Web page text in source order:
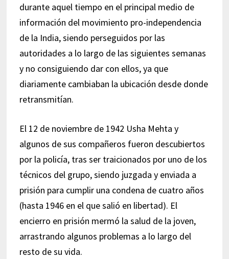
durante aquel tiempo en el principal medio de
información del movimiento pro-independencia
de la India, siendo perseguidos por las
autoridades a lo largo de las siguientes semanas
y no consiguiendo dar con ellos, ya que
diariamente cambiaban la ubicación desde donde
retransmitían.
El 12 de noviembre de 1942 Usha Mehta y
algunos de sus compañeros fueron descubiertos
por la policía, tras ser traicionados por uno de los
técnicos del grupo, siendo juzgada y enviada a
prisión para cumplir una condena de cuatro años
(hasta 1946 en el que salió en libertad). El
encierro en prisión mermó la salud de la joven,
arrastrando algunos problemas a lo largo del
resto de su vida.